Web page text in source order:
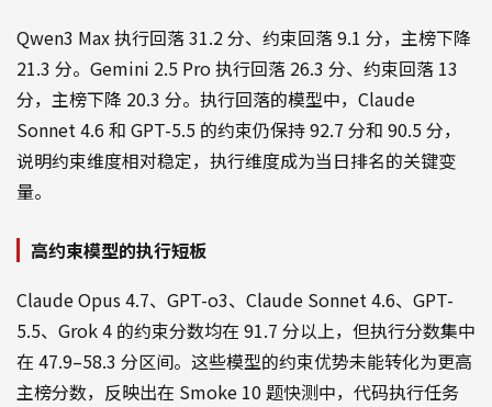
Qwen3 Max 执行回落 31.2 分、约束回落 9.1 分，主榜下降
21.3 分。Gemini 2.5 Pro 执行回落 26.3 分、约束回落 13
分，主榜下降 20.3 分。执行回落的模型中，Claude
Sonnet 4.6 和 GPT-5.5 的约束仍保持 92.7 分和 90.5 分，
说明约束维度相对稳定，执行维度成为当日排名的关键变
量。
高约束模型的执行短板
Claude Opus 4.7、GPT-o3、Claude Sonnet 4.6、GPT-
5.5、Grok 4 的约束分数均在 91.7 分以上，但执行分数集中
在 47.9–58.3 分区间。这些模型的约束优势未能转化为更高
主榜分数，反映出在 Smoke 10 题快测中，代码执行任务